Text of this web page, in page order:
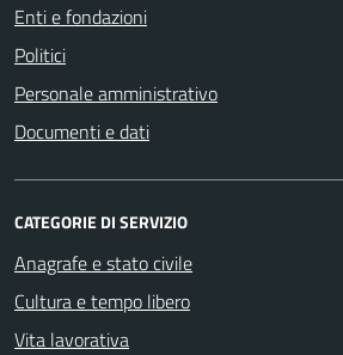
Enti e fondazioni
Politici
Personale amministrativo
Documenti e dati
CATEGORIE DI SERVIZIO
Anagrafe e stato civile
Cultura e tempo libero
Vita lavorativa